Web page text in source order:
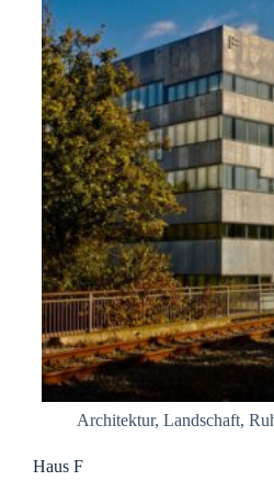
Architektur, Landschaft,
Haus F